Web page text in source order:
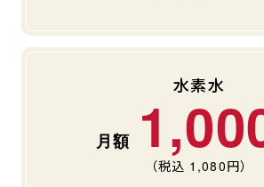
水素水
（税込 1,080円）